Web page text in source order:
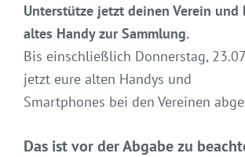
Unterstütze jetzt deinen Verein und
altes Handy zur Sammlung.
Bis einschließlich Donnerstag,
jetzt eure alten Handys und
Smartphones bei den Vereinen
Das ist vor der Abgabe zu